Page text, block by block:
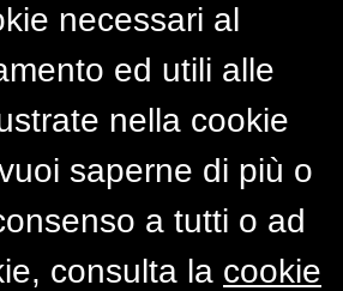
necessari al
ed utili alle
nella cookie
saperne di più o
a tutti o ad
consulta la cookie